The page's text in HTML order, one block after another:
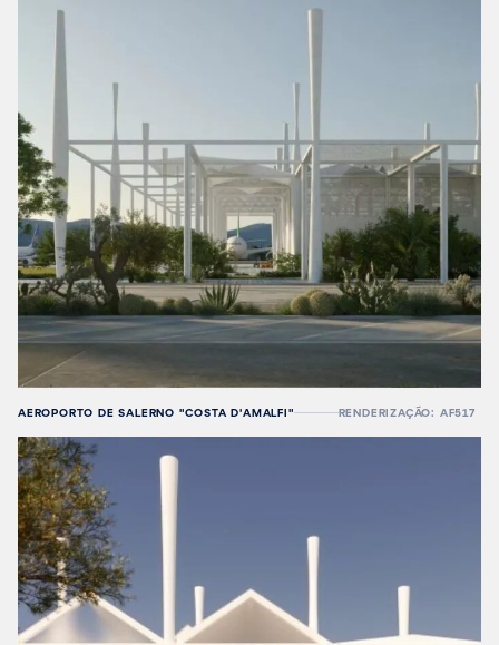
AEROPORTO DE SALERNO "COSTA D'AMALFI" RENDERIZAÇÃO: AF517